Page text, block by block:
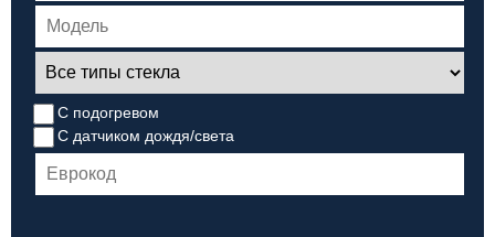
С подогревом
С датчиком дождя/света